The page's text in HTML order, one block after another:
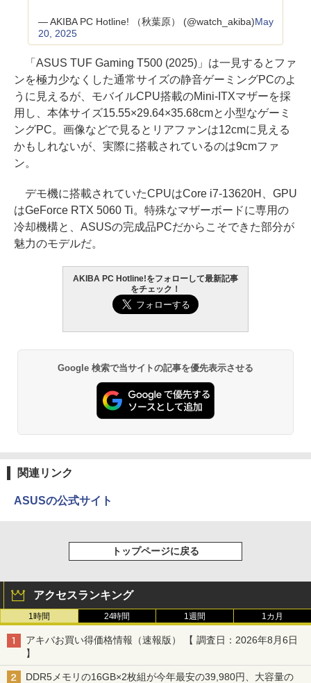
— AKIBA PC Hotline! （秋葉原） (@watch_akiba)May
20, 2025
「ASUS TUF Gaming T500 (2025)」は一見するとファ
ンを極力少なくした通常サイズの静音ゲーミングPCのよ
うに見えるが、モバイルCPU搭載のMini-ITXマザーを採
用し、本体サイズ15.55×29.64×35.68cmと小型なゲーミ
ングPC。画像などで見るとリアファンは12cmに見える
かもしれないが、実際に搭載されているのは9cmファ
ン。
デモ機に搭載されていたCPUはCore i7-13620H、GPU
はGeForce RTX 5060 Ti。特殊なマザーボードに専用の
冷却機構と、ASUSの完成品PCだからこそできた部分が
魅力のモデルだ。
AKIBA PC Hotline!をフォローして最新記事
をチェック！
Google 検索で当サイトの記事を優先表示させる
関連リンク
ASUSの公式サイト
トップページに戻る
アクセスランキング
1時間 24時間 1週間 1カ月
アキバお買い得価格情報（速報版） 【 調査日：2026年8月6日
】
DDR5メモリの16GB×2枚組が今年最安の39,980円、大容量の